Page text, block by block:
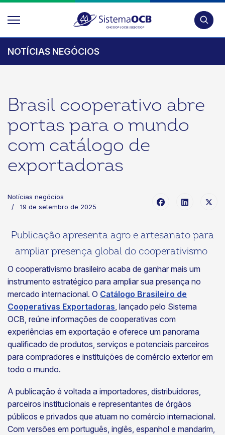
NOTÍCIAS NEGÓCIOS
Brasil cooperativo abre
portas para o mundo
com catálogo de
exportadoras
Notícias negócios
19 de setembro de 2025
Publicação apresenta agro e artesanato para
ampliar presença global do cooperativismo
O cooperativismo brasileiro acaba de ganhar mais um
instrumento estratégico para ampliar sua presença no
mercado internacional. O Catálogo Brasileiro de
Cooperativas Exportadoras, lançado pelo Sistema
OCB, reúne informações de cooperativas com
experiências em exportação e oferece um panorama
qualificado de produtos, serviços e potenciais parceiros
para compradores e instituições de comércio exterior em
todo o mundo.
A publicação é voltada a importadores, distribuidores,
parceiros institucionais e representantes de órgãos
públicos e privados que atuam no comércio internacional.
Com versões em português, inglês, espanhol e mandarim,